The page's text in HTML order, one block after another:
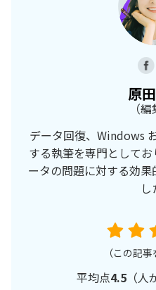
原
（
データ回復、Windows
する執筆を専門として
ータの問題に対する効
し
（この記
平均点4.5（人